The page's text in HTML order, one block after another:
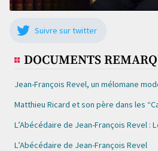
Suivre sur twitter
DOCUMENTS
Jean-François Revel, un mélomane
Matthieu Ricard et son père dans les
L’Abécédaire de Jean-François Revel :
L’Abécédaire de Jean-François Revel